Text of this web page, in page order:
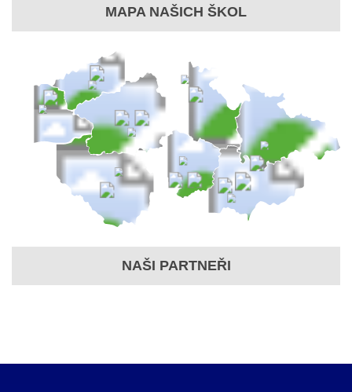
MAPA NAŠICH ŠKOL
NAŠI PARTNEŘI